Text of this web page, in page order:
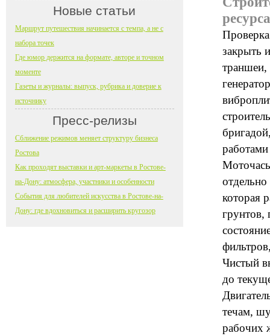
закрыть
траншеи,
которая
грунтов,
Чистый
до
течам,
рабочих
Новые статьи
Маршрут путешествия начинается с темпа, а не с
набора точек
Где юмор держится на формате, авторе и точном
моменте
Газеты и журналы: выпуск, рубрика и доверие к
источнику
Пресс-релизы
Сближение режимов меняет структуру бизнеса
Ростова
Как проходят выставки и арт-маркеты в Ростове-
на-Дону: атмосфера, участники и особенности
События для любителей искусства в Ростове-на-
Дону: где вдохновиться и расширить кругозор